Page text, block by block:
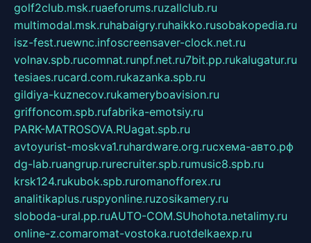
golf2club.msk.ruaeforums.ruzallclub.ru
multimodal.msk.ruhabaigry.ruhaikko.rusobakopedia.ru
isz-fest.ruewnc.infoscreensaver-clock.net.ru
volnav.spb.rucomnat.runpf.net.ru7bit.pp.rukalugatur.ru
tesiaes.rucard.com.rukazanka.spb.ru
gildiya-kuznecov.rukameryboavision.ru
griffoncom.spb.rufabrika-emotsiy.ru
PARK-MATROSOVA.RUagat.spb.ru
avtoyurist-moskva1.ruhardware.org.ruсхема-авто.рф
dg-lab.ruangrup.rurecruiter.spb.rumusic8.spb.ru
krsk124.rukubok.spb.ruromanofforex.ru
analitikaplus.ruspyonline.ruzosikamery.ru
sloboda-ural.pp.ruAUTO-COM.SUhohota.netalimy.ru
online-z.comaromat-vostoka.ruotdelkaexp.ru